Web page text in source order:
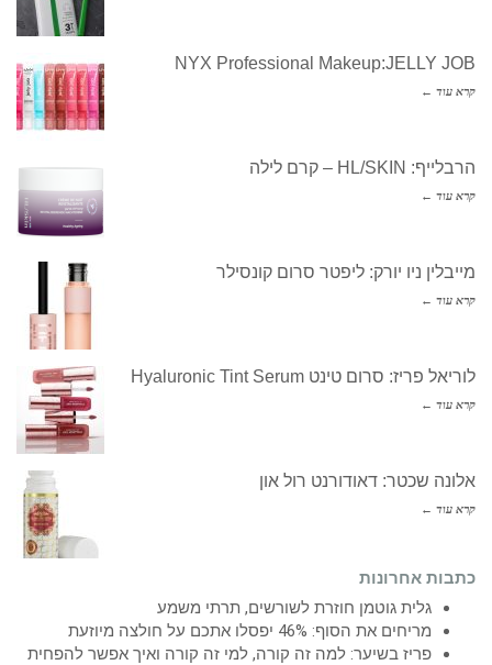
NYX Professional Makeup:JELLY JOB
קרא עוד ←
הרבלייף: HL/SKIN – קרם לילה
קרא עוד ←
מייבלין ניו יורק: ליפטר סרום קונסילר
קרא עוד ←
לוריאל פריז: סרום טינט Hyaluronic Tint Serum
קרא עוד ←
אלונה שכטר: דאודורנט רול און
קרא עוד ←
כתבות אחרונות
גלית גוטמן חוזרת לשורשים, תרתי משמע
מריחים את הסוף: 46% יפסלו אתכם על חולצה מיוזעת
פריז בשיער: למה זה קורה, למי זה קורה ואיך אפשר להפחית